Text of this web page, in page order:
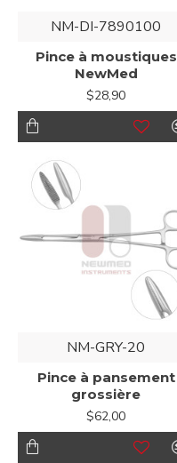
NM-DI-7890100
Pince à moustiques
NewMed
$28,90
NM-GRY-20
Pince à pansement
grossière
$62,00